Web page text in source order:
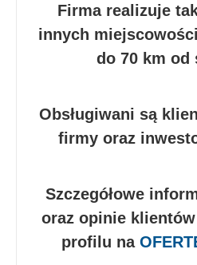
Firma realizuje
innych
do 70 km od
Obsługiwani są
firmy oraz
Szczegółowe
oraz opinie
profilu na